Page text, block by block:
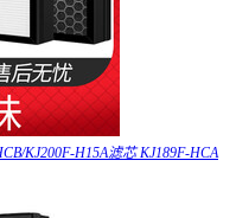
KJ200F-H15A滤芯 KJ189F-HCA